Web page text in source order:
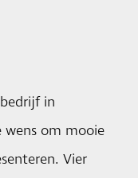
in
wens om mooie
Vier